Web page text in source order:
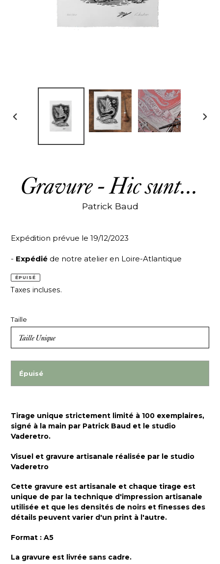
DIAPOSITIVE
Gravure - Hic sunt...
Patrick Baud
Expédition prévue le 19/12/2023
- Expédié de notre atelier en Loire-Atlantique
ÉPUISÉ
Taxes incluses.
Taille
Épuisé
Tirage unique strictement limité à 100 exemplaires,
signé à la main par Patrick Baud et le studio
Vaderetro.
Visuel et gravure artisanale réalisée par le studio
Vaderetro
Cette gravure est artisanale et chaque tirage est
unique de par la technique d'impression artisanale
utilisée et que les densités de noirs et finesses des
détails peuvent varier d'un print à l'autre.
Format : A5
La gravure est livrée sans cadre.